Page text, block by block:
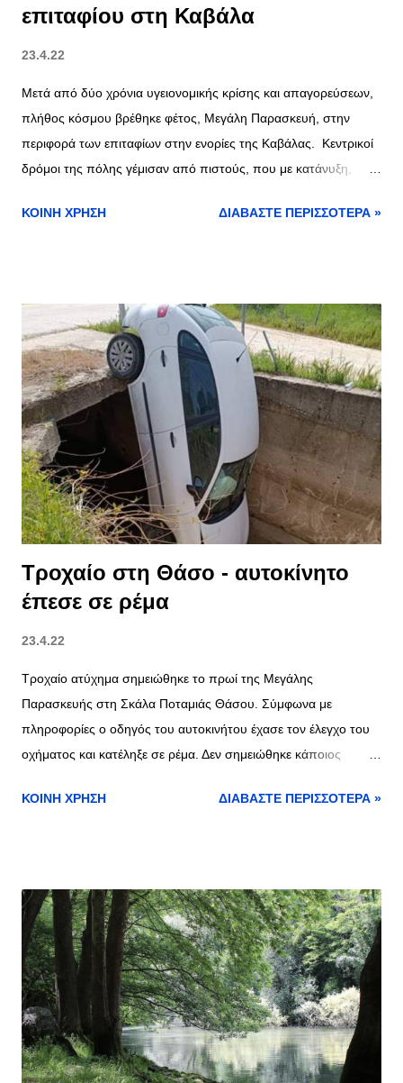
επιταφίου στη Καβάλα
23.4.22
Μετά από δύο χρόνια υγειονομικής κρίσης και απαγορεύσεων,
πλήθος κόσμου βρέθηκε φέτος, Μεγάλη Παρασκευή, στην
περιφορά των επιταφίων στην ενορίες της Καβάλας. Κεντρικοί
δρόμοι της πόλης γέμισαν από πιστούς, που με κατάνυξη,
Έαρ». Στον Μητροπολιτικό Ναό Τιμίου Προδρόμου Καβάλας
παιανίζοντας πένθιμα εμβατήρια. Στην συντριπτική πλειοψηφία
τους οι πιστοί φορούσαν μάσκες πηγή και περισσότερες
φωτογραφίες εδώ >> kavalanews.gr
ΚΟΙΝΉ ΧΡΉΣΗ ΔΙΑΒΆΣΤΕ ΠΕΡΙΣΣΌΤΕΡΑ »
Τροχαίο στη Θάσο - αυτοκίνητο
έπεσε σε ρέμα
23.4.22
Τροχαίο ατύχημα σημειώθηκε το πρωί της Μεγάλης
Παρασκευής στη Σκάλα Ποταμιάς Θάσου. Σύμφωνα με
πληροφορίες ο οδηγός του αυτοκινήτου έχασε τον έλεγχο του
οχήματος και κατέληξε σε ρέμα. Δεν σημειώθηκε κάποιος
ΚΟΙΝΉ ΧΡΉΣΗ
ΔΙΑΒΆΣΤΕ ΠΕΡΙΣΣΌΤΕΡΑ »